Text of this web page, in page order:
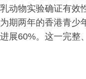
乳动物实验确证有效
为期两年的香港青少
进展60%。这一完整